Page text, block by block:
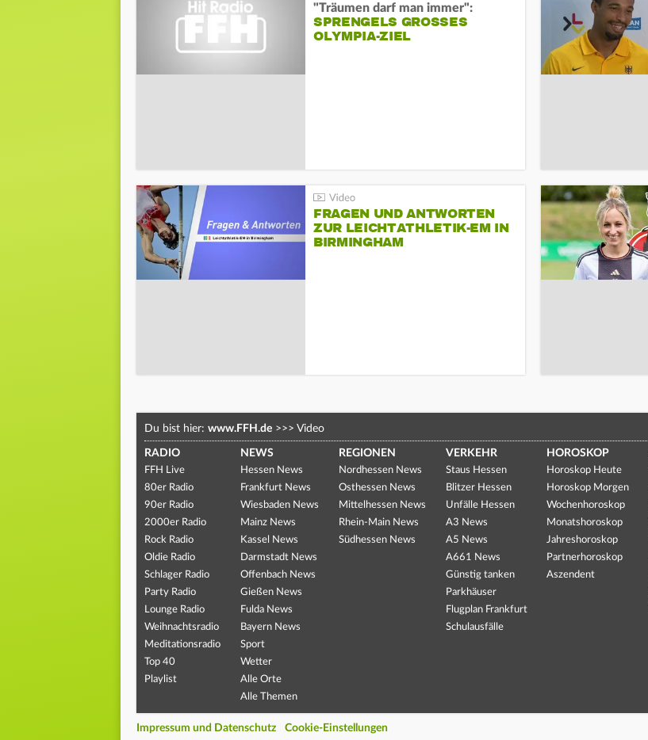
"Träumen darf man immer":
SPRENGELS GROSSES O
LYMPIA-ZIEL
FRAGEN UND ANTWORTEN
ZUR LEICHTATHLETIK-EM IN
BIRMINGHAM
Du bist hier: www.FFH.de >>> Video
RADIO
FFH Live
80er Radio
90er Radio
2000er Radio
Rock Radio
Oldie Radio
Schlager Radio
Party Radio
Lounge Radio
Weihnachtsradio
Meditationsradio
Top 40
Playlist
NEWS
Hessen News
Frankfurt News
Wiesbaden News
Mainz News
Kassel News
Darmstadt News
Offenbach News
Gießen News
Fulda News
Bayern News
Sport
Wetter
Alle Orte
Alle Themen
REGIONEN
Nordhessen News
Osthessen News
Mittelhessen News
Rhein-Main News
Südhessen News
VERKEHR
Staus Hessen
Blitzer Hessen
Unfälle Hessen
A3 News
A5 News
A661 News
Günstig tanken
Parkhäuser
Flugplan Frankfurt
Schulausfälle
HOROSKOP
Horoskop Heute
Horoskop Morgen
Wochenhoroskop
Monatshoroskop
Jahreshoroskop
Partnerhoroskop
Aszendent
Impressum und Datenschutz Cookie-Einstellungen